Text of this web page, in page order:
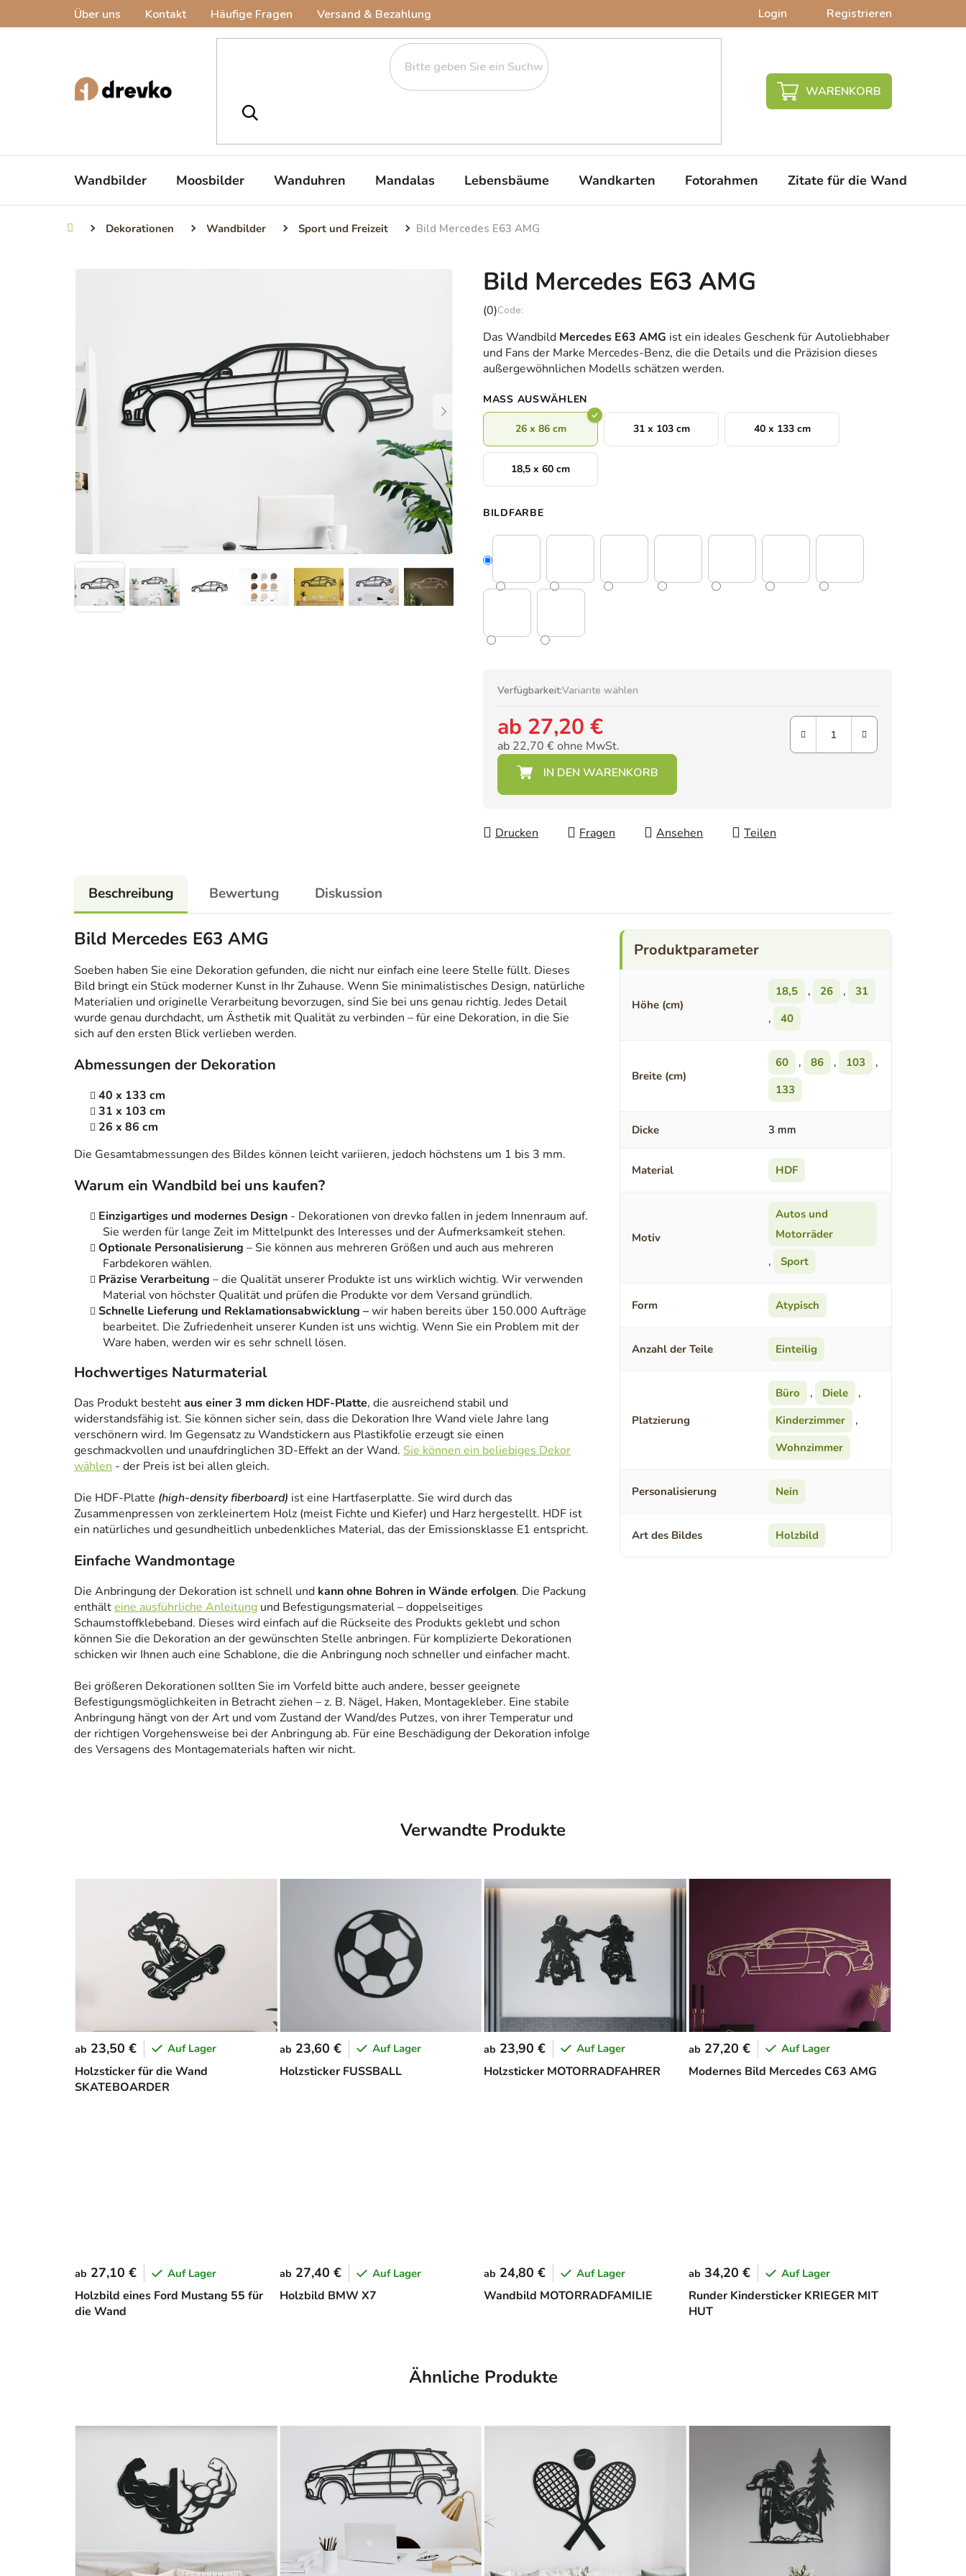
Über uns Kontakt Häufige Fragen Versand & Bezahlung Login Registrieren
WARENKORB
Wandbilder Moosbilder Wanduhren Mandalas Lebensbäume Wandkarten Fotorahmen Zitate für die Wand
StartseiteDekorationen Wandbilder Sport und Freizeit Bild Mercedes E63 AMG
Bild Mercedes E63 AMG
Die
Produktbewertung
ist
0,0
5
Sternen.
(0)
Das Wandbild Mercedes E63 AMG ist ein ideales Geschenk für Autoliebhaber
und Fans der Marke Mercedes-Benz, die die Details und die Präzision dieses
außergewöhnlichen Modells schätzen werden.
MASS AUSWÄHLEN
26 x 86 cm 31 x 103 cm 40 x 133 cm
18,5 x 60 cm
BILDFARBE
Verfügbarkeit:Variante wählen
ab 27,20 €
ab 22,70 €ohne MwSt.
Verkaufspreis:
Drucken Fragen Ansehen Teilen
Beschreibung Bewertung Diskussion
Bild Mercedes E63 AMG
Soeben haben Sie eine Dekoration gefunden, die nicht nur einfach eine leere Stelle füllt. Dieses
Bild bringt ein Stück moderner Kunst in Ihr Zuhause. Wenn Sie minimalistisches Design, natürliche
Materialien und originelle Verarbeitung bevorzugen, sind Sie bei uns genau richtig. Jedes Detail
wurde genau durchdacht, um Ästhetik mit Qualität zu verbinden – für eine Dekoration, in die Sie
sich auf den ersten Blick verlieben werden.
Abmessungen der Dekoration
40 x 133 cm
31 x 103 cm
26 x 86 cm
Die Gesamtabmessungen des Bildes können leicht variieren, jedoch höchstens um 1 bis 3 mm.
Warum ein Wandbild bei uns kaufen?
Einzigartiges und modernes Design - Dekorationen von drevko fallen in jedem Innenraum auf.
Sie werden für lange Zeit im Mittelpunkt des Interesses und der Aufmerksamkeit stehen.
Optionale Personalisierung – Sie können aus mehreren Größen und auch aus mehreren
Farbdekoren wählen.
Präzise Verarbeitung – die Qualität unserer Produkte ist uns wirklich wichtig. Wir verwenden
Material von höchster Qualität und prüfen die Produkte vor dem Versand gründlich.
Schnelle Lieferung und Reklamationsabwicklung –wir haben bereits über 150.000 Aufträge
bearbeitet. Die Zufriedenheit unserer Kunden ist uns wichtig. Wenn Sie ein Problem mit der
Ware haben, werden wir es sehr schnell lösen.
Hochwertiges Naturmaterial
Das Produkt bestehtaus einer 3 mm dicken HDF-Platte, die ausreichend stabil und
widerstandsfähig ist. Sie können sicher sein, dass die Dekoration Ihre Wand viele Jahre lang
verschönern wird. Im Gegensatz zu Wandstickern aus Plastikfolie erzeugt sie einen
geschmackvollen und unaufdringlichen 3D-Effekt an der Wand. Sie können ein beliebiges Dekor
wählen - der Preis ist bei allen gleich.
Die HDF-Platte (high-density fiberboard) ist eine Hartfaserplatte. Sie wird durch das
Zusammenpressen von zerkleinertem Holz (meist Fichte und Kiefer) und Harz hergestellt. HDF ist
ein natürliches und gesundheitlich unbedenkliches Material, das der Emissionsklasse E1 entspricht.
Einfache Wandmontage
Die Anbringung der Dekoration ist schnell und kann ohne Bohren in Wände erfolgen. Die Packung
enthälteine ausführliche Anleitung und Befestigungsmaterial – doppelseitiges
Schaumstoffklebeband. Dieses wird einfach auf die Rückseite des Produkts geklebt und schon
können Sie die Dekoration an der gewünschten Stelle anbringen. Für komplizierte Dekorationen
schicken wir Ihnen auch eine Schablone, die die Anbringung noch schneller und einfacher macht.
Bei größeren Dekorationen sollten Sie im Vorfeld bitte auch andere, besser geeignete
Befestigungsmöglichkeiten in Betracht ziehen – z. B. Nägel, Haken, Montagekleber. Eine stabile
Anbringung hängt von der Art und vom Zustand der Wand/des Putzes, von ihrer Temperatur und
der richtigen Vorgehensweise bei der Anbringung ab. Für eine Beschädigung der Dekoration infolge
des Versagens des Montagematerials haften wir nicht.
Höhe (cm)
18,5 , 26 ,
31
,
40
Breite (cm)
60 , 86 , 103
,
133
Dicke 3 mm
Material HDF
Motiv
Autos und
Motorräder
,
Sport
Form Atypisch
Anzahl der Teile Einteilig
Platzierung
Büro , Diele
,
Kinderzimmer
,
Wohnzimmer
Personalisierung Nein
Art des Bildes Holzbild
Verwandte Produkte
Holzsticker für die Wand
SKATEBOARDER
ab 23,50 € Auf Lager
Holzsticker FUSSBALL
ab 23,60 € Auf Lager
Holzsticker MOTORRADFAHRER
ab 23,90 € Auf Lager
Modernes Bild Mercedes C63 AMG
ab 27,20 € Auf Lager
Holzbild eines Ford Mustang 55 für
die Wand
ab 27,10 € Auf Lager
Holzbild BMW X7
ab 27,40 € Auf Lager
Wandbild MOTORRADFAMILIE
ab 24,80 € Auf Lager
Runder Kindersticker KRIEGER MIT
HUT
ab 34,20 € Auf Lager
Ähnliche Produkte